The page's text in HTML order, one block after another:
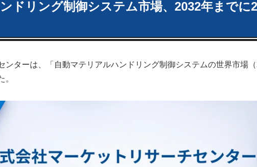
ドリング制御システム市場、2032年までに
ンターは、「自動マテリアルハンドリング制御システムの世界市場